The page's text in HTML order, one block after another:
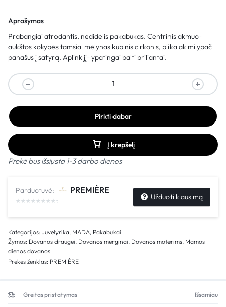
Aprašymas
Prabangiai atrodantis, nedidelis pakabukas. Centrinis akmuo-
aukštos kokybės tamsiai mėlynas kubinis cirkonis, plika akimi ypač
panašus į safyrą. Aplink jį- ypatingai balti briliantai.
Į krepšelį
Pirkti dabar
Prekė bus išsiųsta 1-3 darbo dienos
Parduotuvė: PREMIÈRE
Užduoti klausimą
Kategorijos: Juvelyrika, MADA, Pakabukai
Žymos: Dovanos draugei, Dovanos merginai, Dovanos moterims, Mamos
dienos dovanos
Prekės ženklas: PREMIÈRE
Greitas pristatymas Išsamiau